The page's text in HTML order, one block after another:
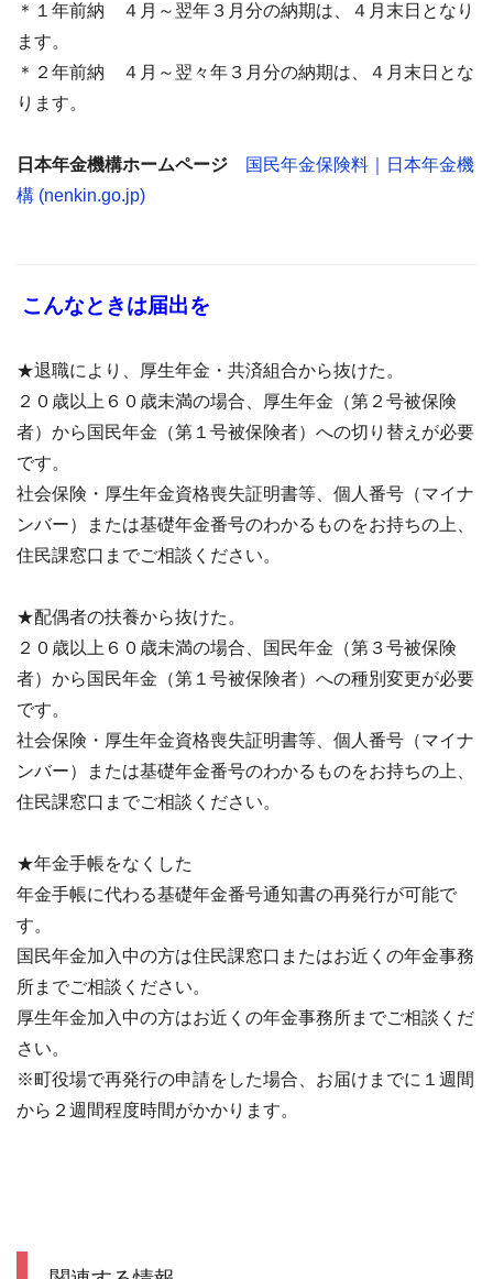
＊１年前納 ４月～翌年３月分の納期は、４月末日となり
ます。
＊２年前納 ４月～翌々年３月分の納期は、４月末日とな
ります。
日本年金機構ホームページ
国民年金保険料｜日本年金機
構 (nenkin.go.jp)
こんなときは届出を
★退職により、厚生年金・共済組合から抜けた。
２０歳以上６０歳未満の場合、厚生年金（第２号被保険
者）から国民年金（第１号被保険者）への切り替えが必要
です。
社会保険・厚生年金資格喪失証明書等、個人番号（マイナ
ンバー）または基礎年金番号のわかるものをお持ちの上、
住民課窓口までご相談ください。
★配偶者の扶養から抜けた。
２０歳以上６０歳未満の場合、国民年金（第３号被保険
者）から国民年金（第１号被保険者）への種別変更が必要
です。
社会保険・厚生年金資格喪失証明書等、個人番号（マイナ
ンバー）または基礎年金番号のわかるものをお持ちの上、
住民課窓口までご相談ください。
★年金手帳をなくした
年金手帳に代わる基礎年金番号通知書の再発行が可能で
す。
国民年金加入中の方は住民課窓口またはお近くの年金事務
所までご相談ください。
厚生年金加入中の方はお近くの年金事務所までご相談くだ
さい。
※町役場で再発行の申請をした場合、お届けまでに１週間
から２週間程度時間がかかります。